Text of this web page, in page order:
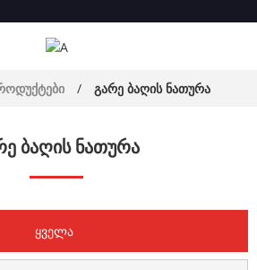
გარე ბაღის ნათურა
ᲑᲐᲦᲘᲡ ᲜᲐᲗᲣᲠᲐ
ყველა